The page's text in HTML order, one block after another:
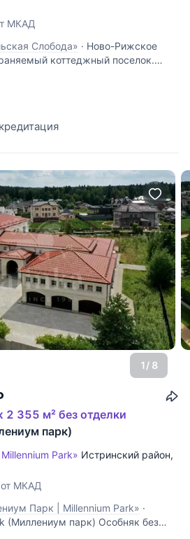
МКАД
Слобода» · Ново-Рижское
коттеджный поселок.
готовая к проживанию.
и кухня дополнительная,
1/ 8
355 м² без отделки
парк)
Park» Истринский район,
МКАД
Парк | Millennium Park» ·
(Миллениум парк) Особняк без
большой семьи. Дом расположен в